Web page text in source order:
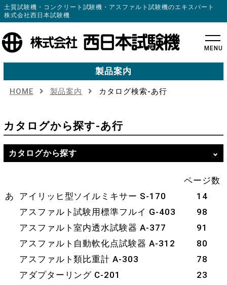
土質試験機・コンクリート試験機・アスファルト試験機のエキスパート
株式会社西日本試験機
MENU
製品案内
HOME 製品案内 カタログ検索-あ行
カタログから探す-あ行
カタログから探す
ページ数
あ
アイリッヒ型ソイルミキサー S-170
14
アスファルト試験用標準フルイ G-403
98
アスファルト室内透水試験器 A-377
91
アスファルト自動軟化点試験器 A-312
80
アスファルト類比重計 A-303
78
アダプターリング C-201
23